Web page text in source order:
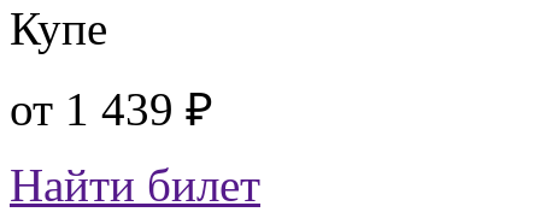
Купе
от 1 439 ₽
Найти билет